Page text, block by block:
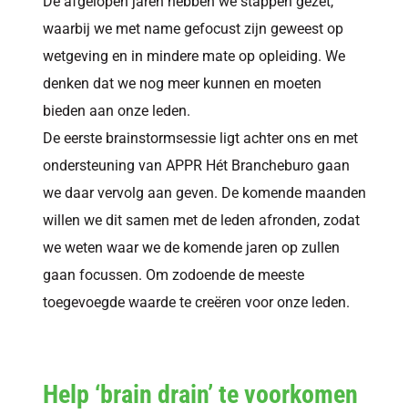
waarbij we met name gefocust zijn geweest op
wetgeving en in mindere mate op opleiding. We
denken dat we nog meer kunnen en moeten
bieden aan onze leden.
De eerste brainstormsessie ligt achter ons en met
ondersteuning van APPR Hét Brancheburo gaan
we daar vervolg aan geven. De komende maanden
willen we dit samen met de leden afronden, zodat
we weten waar we de komende jaren op zullen
gaan focussen. Om zodoende de meeste
toegevoegde waarde te creëren voor onze leden.
Help ‘brain drain’ te voorkomen